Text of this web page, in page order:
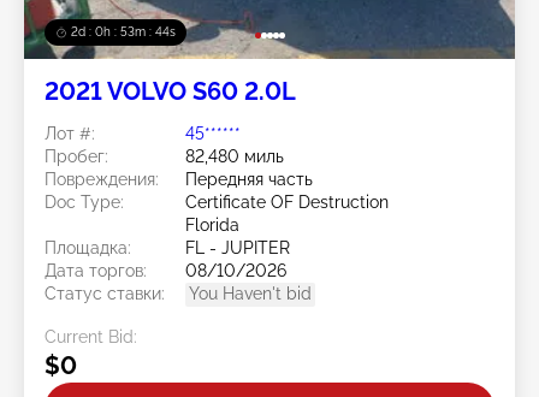
2d : 0h : 53m : 41s
2021 VOLVO S60 2.0L
Лот #:
45******
Пробег:
82,480 миль
Повреждения:
Передняя часть
Doc Type:
Certificate OF Destruction
Florida
Площадка:
FL - JUPITER
Дата торгов:
08/10/2026
Статус ставки:
You Haven't bid
Current Bid:
$0